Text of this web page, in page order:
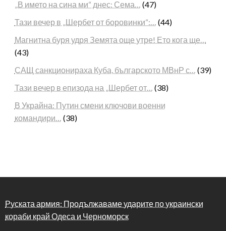
„В името на сина ми“ днес: Сема… (47)
Тази вечер в „Шербет от боровинки“:… (44)
Магнитна буря удря Земята още утре! Ето кога ще…
(43)
САЩ санкционираха Куба, българското МВнР с… (39)
Тази вечер в епизода на „Шербет от… (38)
В Украйна: Путин смени ключови военни
командири… (38)
Руската армия: Продължаваме ударите по украински
кораби край Одеса и Черноморск